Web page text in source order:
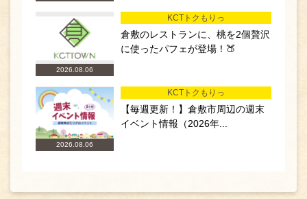
2026.08.06
KCTトクもりっ
倉敷のレストランに、桃を2個贅沢
に使ったパフェが登場！🍑
2026.08.06
KCTトクもりっ
【毎週更新！】倉敷市周辺の週末
イベント情報（2026年...